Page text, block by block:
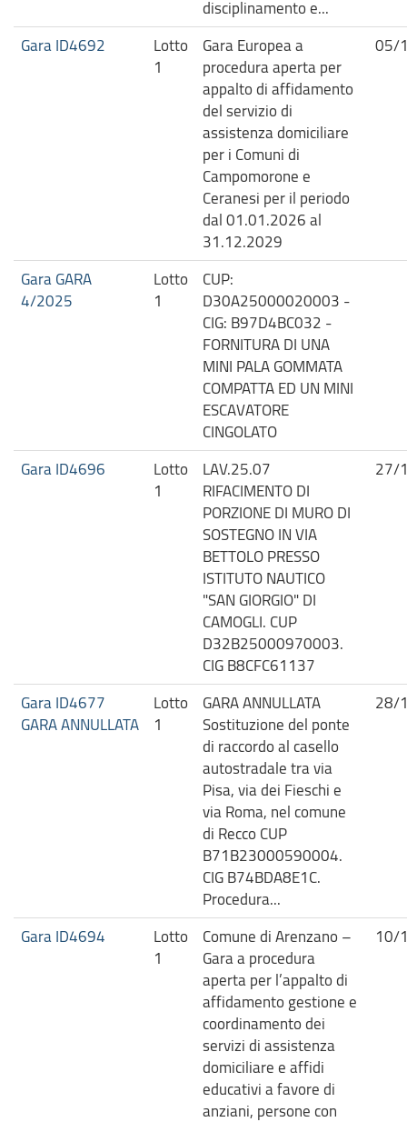
disciplinamento e...
Gara ID4692
Lotto
1
Gara Europea a
procedura aperta per
appalto di affidamento
del servizio di
assistenza domiciliare
per i Comuni di
Campomorone e
Ceranesi per il periodo
dal 01.01.2026 al
31.12.2029
05/
Gara GARA
4/2025
Lotto
1
CUP:
D30A25000020003 -
CIG: B97D4BC032 -
FORNITURA DI UNA
MINI PALA GOMMATA
COMPATTA ED UN MINI
ESCAVATORE
CINGOLATO
Gara ID4696
Lotto
1
LAV.25.07
RIFACIMENTO DI
PORZIONE DI MURO DI
SOSTEGNO IN VIA
BETTOLO PRESSO
ISTITUTO NAUTICO
"SAN GIORGIO" DI
CAMOGLI. CUP
D32B25000970003.
CIG B8CFC61137
27/
Gara ID4677
GARA ANNULLATA
Lotto
1
GARA ANNULLATA
Sostituzione del ponte
di raccordo al casello
autostradale tra via
Pisa, via dei Fieschi e
via Roma, nel comune
di Recco CUP
B71B23000590004.
CIG B74BDA8E1C.
Procedura...
28/
Gara ID4694
Lotto
1
Comune di Arenzano –
Gara a procedura
aperta per l’appalto di
affidamento gestione e
coordinamento dei
servizi di assistenza
domiciliare e affidi
educativi a favore di
anziani, persone con
10/